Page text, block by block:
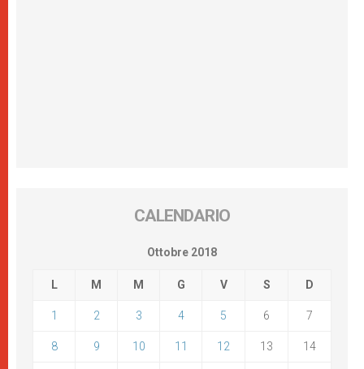
CALENDARIO
Ottobre 2018
L M M G V S D
1 2 3 4 5 6 7
8 9 10 11 12 13 14